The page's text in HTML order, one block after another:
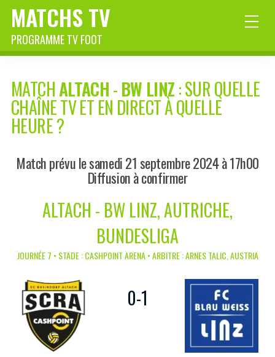
MATCHS TV
PROGRAMME TV FOOT
MATCHALTACH-BW LINZ: SUR QUELLE
CHAÎNE TV ET EN DIRECT À QUELLE
HEURE ?
Match prévu le samedi 21 septembre 2024 à 17h00
Diffusion à confirmer
ALTACH - BW LINZ, AUTRICHE,
BUNDESLIGA
JOURNÉE 7 • STADE : CASHPOINT ARENA • ARBITRE : ARNES TALIC, AUSTRIA
0-1